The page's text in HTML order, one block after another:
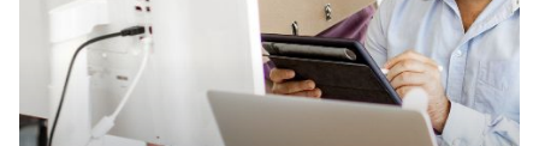
Teamgründungen
Besprechung des Finanzierungskonzeptes
Informationen über
Unternehmensfinanzierungund
Förderprogramme